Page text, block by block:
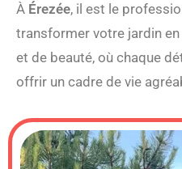
À Érezée, il est le
transformer votre jardin
et de beauté, où chaque
offrir un cadre de vie